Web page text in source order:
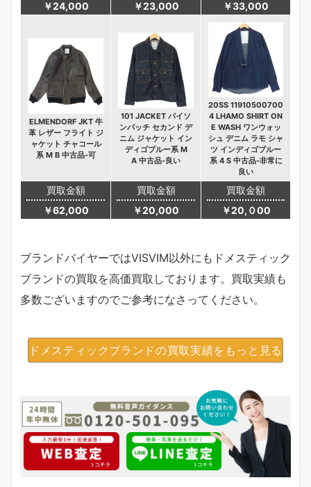
￥24,000 ￥23,000 ￥33,000
ELMENDORF JKT 牛
革 レザー フライト ジ
ャケット チャコール
系 M B 中古品-可
101 JACKET パイソ
ンパッチ セカンド デ
ニム ジャケット イン
ディゴブルー系 M
A 中古品-良い
20SS 11910500700
4 LHAMO SHIRT ON
E WASH ワンウォッ
シュ デニム ラモ シャ
ツ インディゴブルー
系 4 S 中古品-非常に
良い
買取金額
￥62,000
買取金額
￥20,000
買取金額
￥20,０00
ブランドバイヤーではVISVIM以外にもドメスティック
ブランドの買取を高価買取しております。買取実績も
多数ございますのでご参考になさってください。
ドメスティックブランドの買取実績をもっと見る